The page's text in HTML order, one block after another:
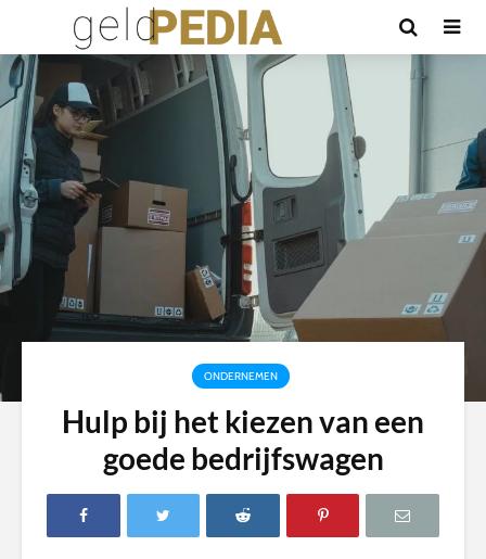
ONDERNEMEN
Hulp bij het kiezen van een
goede bedrijfswagen